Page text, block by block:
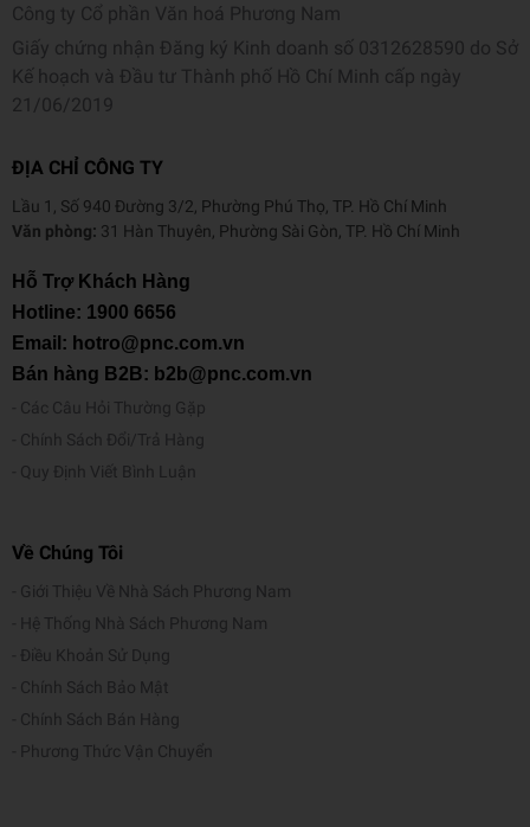
Công ty Cổ phần Văn hoá Phương Nam
Giấy chứng nhận Đăng ký Kinh doanh số 0312628590 do Sở
Kế hoạch và Đầu tư Thành phố Hồ Chí Minh cấp ngày
21/06/2019
ĐỊA CHỈ CÔNG TY
Lầu 1, Số 940 Đường 3/2, Phường Phú Thọ, TP. Hồ Chí Minh
Văn phòng: 31 Hàn Thuyên, Phường Sài Gòn, TP. Hồ Chí Minh
Hỗ Trợ Khách Hàng
Hotline: 1900 6656
Email: hotro@pnc.com.vn
Bán hàng B2B: b2b@pnc.com.vn
Các Câu Hỏi Thường Gặp
Chính Sách Đổi/Trả Hàng
Quy Định Viết Bình Luận
Về Chúng Tôi
Giới Thiệu Về Nhà Sách Phương Nam
Hệ Thống Nhà Sách Phương Nam
Điều Khoản Sử Dụng
Chính Sách Bảo Mật
Chính Sách Bán Hàng
Phương Thức Vận Chuyển